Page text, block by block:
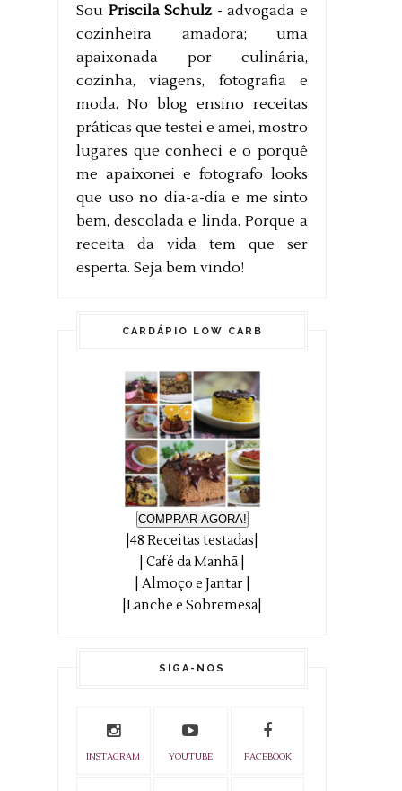
Sou Priscila Schulz - advogada e
cozinheira amadora; uma
apaixonada por culinária,
cozinha, viagens, fotografia e
moda. No blog ensino receitas
práticas que testei e amei, mostro
lugares que conheci e o porquê
me apaixonei e fotografo looks
que uso no dia-a-dia e me sinto
bem, descolada e linda. Porque a
receita da vida tem que ser
esperta. Seja bem vindo!
CARDÁPIO LOW CARB
COMPRAR AGORA!
|48 Receitas testadas|
| Café da Manhã |
| Almoço e Jantar |
|Lanche e Sobremesa|
SIGA-NOS
INSTAGRAM YOUTUBE FACEBOOK